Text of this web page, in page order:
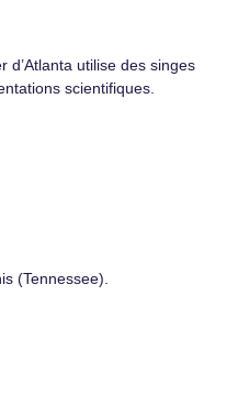
d’Atlanta utilise des singes
scientifiques.
(Tennessee).